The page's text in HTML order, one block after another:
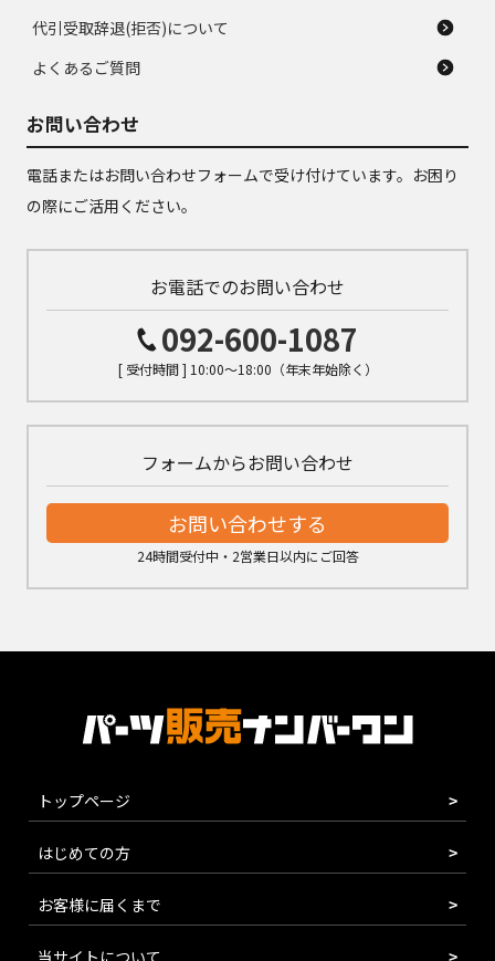
代引受取辞退(拒否)について
よくあるご質問
お問い合わせ
電話またはお問い合わせフォームで受け付けています。お困り
の際にご活用ください。
お電話でのお問い合わせ
092-600-1087
[ 受付時間 ] 10:00～18:00（年末年始除く）
フォームからお問い合わせ
お問い合わせする
24時間受付中・2営業日以内にご回答
トップページ
はじめての方
お客様に届くまで
当サイトについて